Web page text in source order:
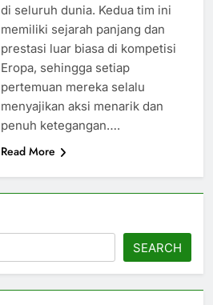
di seluruh dunia. Kedua tim ini
memiliki sejarah panjang dan
prestasi luar biasa di kompetisi
Eropa, sehingga setiap
pertemuan mereka selalu
menyajikan aksi menarik dan
penuh ketegangan….
Read More
SEARCH